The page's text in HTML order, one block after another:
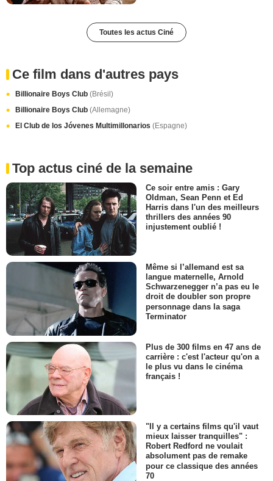
Toutes les actus Ciné
Ce film dans d'autres pays
Billionaire Boys Club (Brésil)
Billionaire Boys Club (Allemagne)
El Club de los Jóvenes Multimillonarios (Espagne)
Top actus ciné de la semaine
Ce soir entre amis : Gary
Oldman, Sean Penn et Ed
Harris dans l'un des meilleurs
thrillers des années 90
injustement oublié !
Même si l’allemand est sa
langue maternelle, Arnold
Schwarzenegger n’a pas eu le
droit de doubler son propre
personnage dans la saga
Terminator
Plus de 300 films en 47 ans de
carrière : c'est l'acteur qu'on a
le plus vu dans le cinéma
français !
"Il y a certains films qu'il vaut
mieux laisser tranquilles" :
Robert Redford ne voulait
absolument pas de remake
pour ce classique des années
70